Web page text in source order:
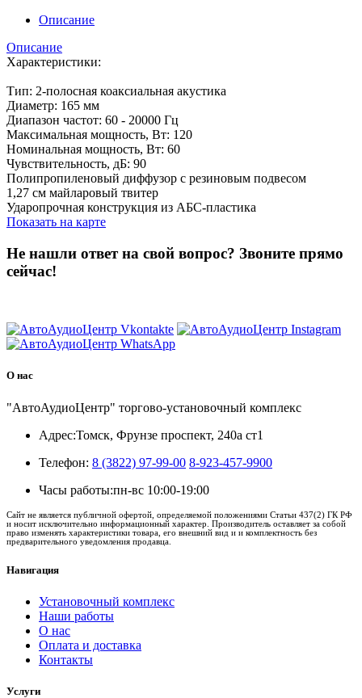
Описание
Описание
Характеристики:
Тип: 2-полосная коаксиальная акустика
Диаметр: 165 мм
Диапазон частот: 60 - 20000 Гц
Максимальная мощность, Вт: 120
Номинальная мощность, Вт: 60
Чувствительность, дБ: 90
Полипропиленовый диффузор с резиновым подвесом
1,27 см майларовый твитер
Ударопрочная конструкция из АБС-пластика
Показать на карте
Не нашли ответ на свой вопрос? Звоните прямо
сейчас!
О нас
"АвтоАудиоЦентр" торгово-установочный комплекс
Адрес:Томск, Фрунзе проспект, 240а ст1
Телефон: 8 (3822) 97-99-00 8-923-457-9900
Часы работы:пн-вс 10:00-19:00
Сайт не является публичной офертой, определяемой положениями Статьи 437(2) ГК РФ
и носит исключительно информационный характер. Производитель оставляет за собой
право изменять характеристики товара, его внешний вид и и комплектность без
предварительного уведомления продавца.
Навигация
Установочный комплекс
Наши работы
О нас
Оплата и доставка
Контакты
Услуги